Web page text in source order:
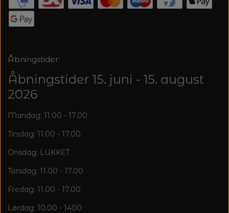
Åbningstider:
Åbningstider 15. juni - 15. august
2026
Mandag: 11.00 - 17.00
Tirsdag: 11.00 - 17.00
Onsdag: LUKKET
Torsdag: 11.00 - 17.00
Fredag: 11.00 - 17.00
Lørdag: 10.00 - 1400